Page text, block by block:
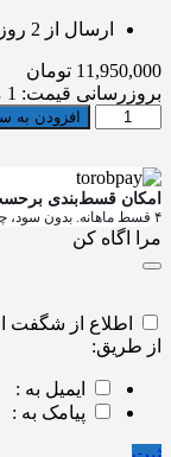
ارسال از 2 روز کاری توسط آرانوکا
11,950,000 تومان
بروزرسانی قیمت: 1 مرداد 1405
بلندگو
سی
مدل
CS-
HX639
quantity
افزودن به
امکان قسط‌بندی
۴ قسط ماهانه. بدون سود، چک و ضامن.
مرا اگاه کن
اطلاع از
از طریق:
ایمیل به :
پیامک به :